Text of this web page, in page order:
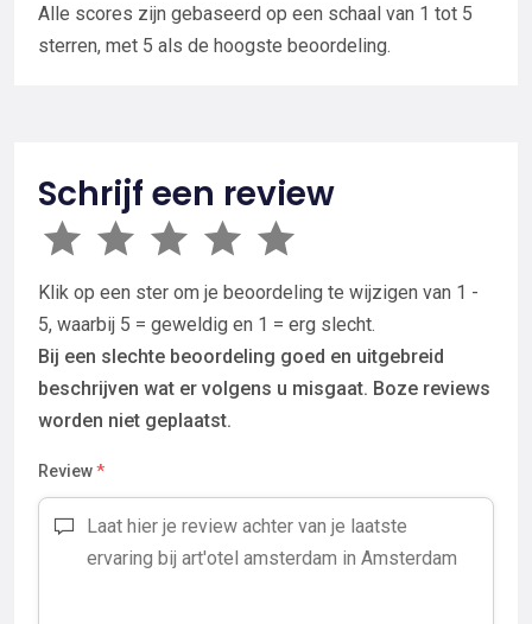
Alle scores zijn gebaseerd op een schaal van 1 tot 5
sterren, met 5 als de hoogste beoordeling.
Schrijf een review
Klik op een ster om je beoordeling te wijzigen van 1 -
5, waarbij 5 = geweldig en 1 = erg slecht.
Bij een slechte beoordeling goed en uitgebreid
beschrijven wat er volgens u misgaat. Boze reviews
worden niet geplaatst.
Review*